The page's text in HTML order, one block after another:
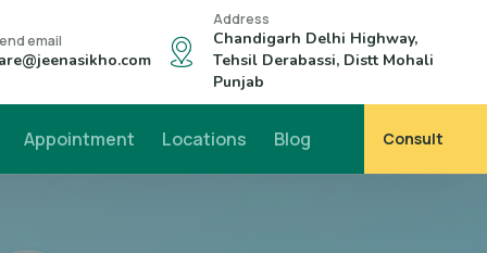
email
Address
Chandigarh Delhi Highway,
Tehsil Derabassi, Distt Mohali
Punjab
Appointment Locations Blog Consult